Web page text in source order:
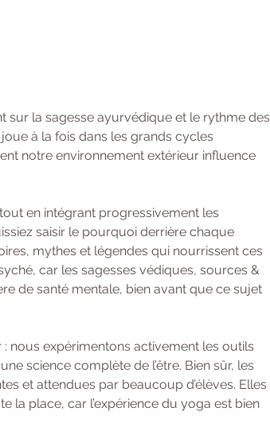
sur la sagesse ayurvédique et le rythme des
à la fois dans les grands cycles
notre environnement extérieur influence
en intégrant progressivement les
saisir le pourquoi derrière chaque
mythes et légendes qui nourrissent ces
car les sagesses védiques, sources &
de santé mentale, bien avant que ce sujet
: nous expérimentons activement les outils
science complète de l’être. Bien sûr, les
et attendues par beaucoup d’élèves. Elles
la place, car l’expérience du yoga est bien